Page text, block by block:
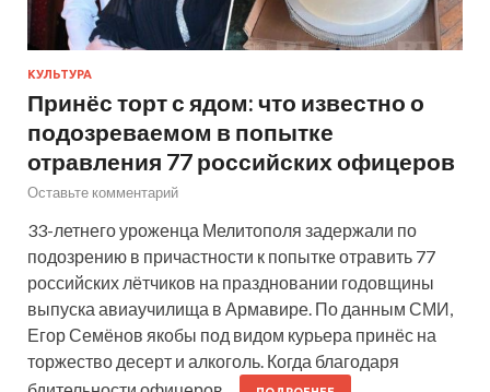
КУЛЬТУРА
Принёс торт с ядом: что известно о
подозреваемом в попытке
отравления 77 российских офицеров
Оставьте комментарий
33-летнего уроженца Мелитополя задержали по
подозрению в причастности к попытке отравить 77
российских лётчиков на праздновании годовщины
выпуска авиаучилища в Армавире. По данным СМИ,
Егор Семёнов якобы под видом курьера принёс на
торжество десерт и алкоголь. Когда благодаря